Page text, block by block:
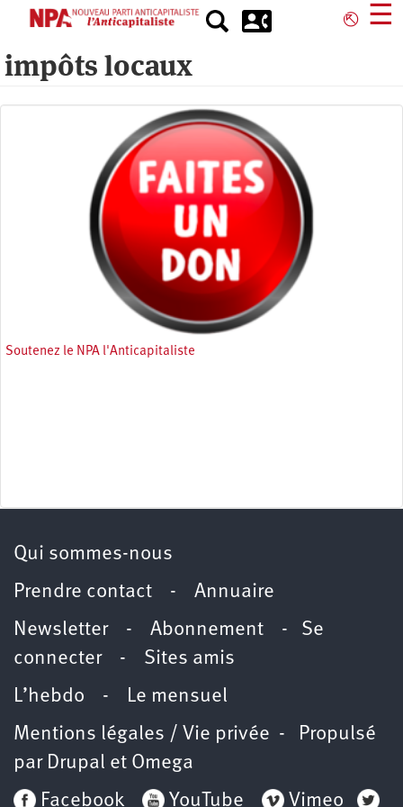
principal
⎋ ☰
impôts locaux
Soutenez le NPA l'Anticapitaliste
Qui sommes-nous
Prendre contact - Annuaire
Newsletter - Abonnement - Se
connecter- Sites amis
L’hebdo - Le mensuel
Mentions légales / Vie privée - Propulsé
par Drupal et Omega
Facebook
YouTube Vimeo